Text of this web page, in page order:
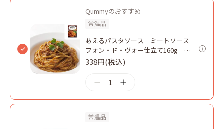
Qummyのおすすめ
常温品
あえるパスタソース ミートソース
フォン・ド・ヴォー仕立て160g｜キ
ユーピー
338円(税込)
1
常温品